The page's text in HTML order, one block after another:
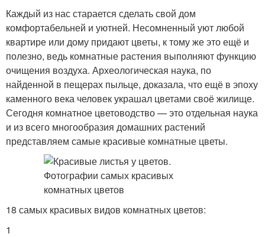
Каждый из нас старается сделать свой дом
комфортабельней и уютней. Несомненный уют любой
квартире или дому придают цветы, к тому же это ещё и
полезно, ведь комнатные растения выполняют функцию
очищения воздуха. Археологическая наука, по
найденной в пещерах пыльце, доказала, что ещё в эпоху
каменного века человек украшал цветами своё жилище.
Сегодня комнатное цветоводство — это отдельная наука
и из всего многообразия домашних растений
представляем самые красивые комнатные цветы.
18 самых красивых видов комнатных цветов:
1